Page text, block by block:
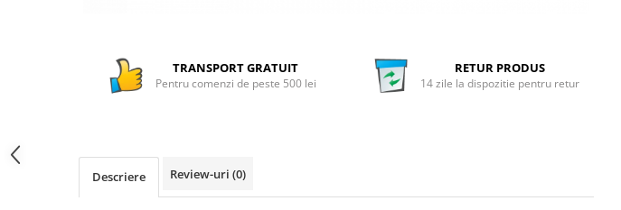
TRANSPORT GRATUIT
Pentru comenzi de peste 500 lei
RETUR PRODUS
14 zile la dispozitie pentru retur
Descriere Review-uri (0)